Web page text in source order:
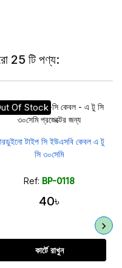
25 টি পণ্য:
Of Stock
টাইপ সি ইউএসবি কেবল এ টু
সি ৩০সেমি
Ref: BP-0118
40৳
কার্টে রাখুন